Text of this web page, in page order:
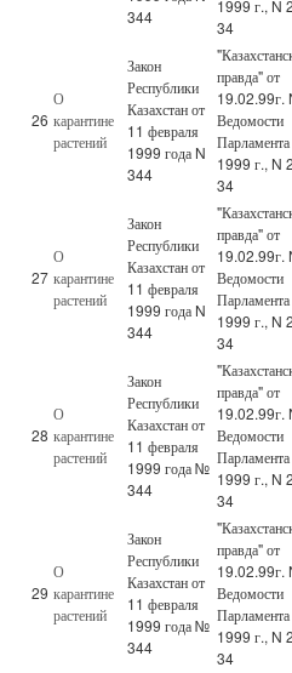
344
1999 г., N
34
26
О
карантине
растений
Закон
Республики
Казахстан от
11 февраля
1999 года N
344
правда" от
19.02.99г.
Ведомости
1999 г., N
34
27
О
карантине
растений
Закон
Республики
Казахстан от
11 февраля
1999 года N
344
правда" от
19.02.99г.
Ведомости
1999 г., N
34
28
О
карантине
растений
Закон
Республики
Казахстан от
11 февраля
1999 года №
344
правда" от
19.02.99г.
Ведомости
1999 г., N
34
29
О
карантине
растений
Закон
Республики
Казахстан от
11 февраля
1999 года №
344
правда" от
19.02.99г.
Ведомости
1999 г., N
34